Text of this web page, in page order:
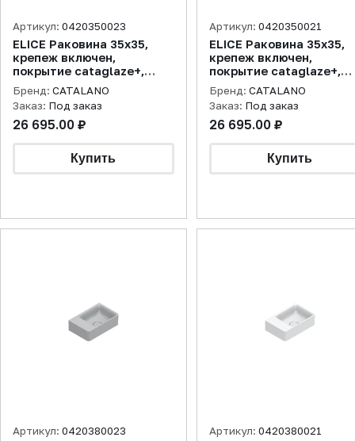
Артикул: 0420350023
ELICE Раковина 35x35,
крепеж включен,
покрытие cataglaze+,
цемент матовая
Бренд: CATALANO
Заказ: Под заказ
26 695.00 ₽
Артикул: 0420350021
ELICE Раковина 35x35,
крепеж включен,
покрытие cataglaze+,
белая матовая
Бренд: CATALANO
Заказ: Под заказ
26 695.00 ₽
Артикул: 0420380023 Артикул: 0420380021